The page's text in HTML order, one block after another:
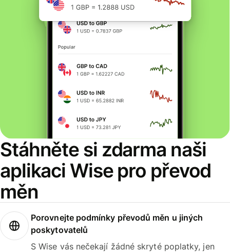
Stáhněte si zdarma naši
aplikaci Wise pro převod
měn
Porovnejte podmínky převodů měn u jiných
poskytovatelů
S Wise vás nečekají žádné skryté poplatky, jen